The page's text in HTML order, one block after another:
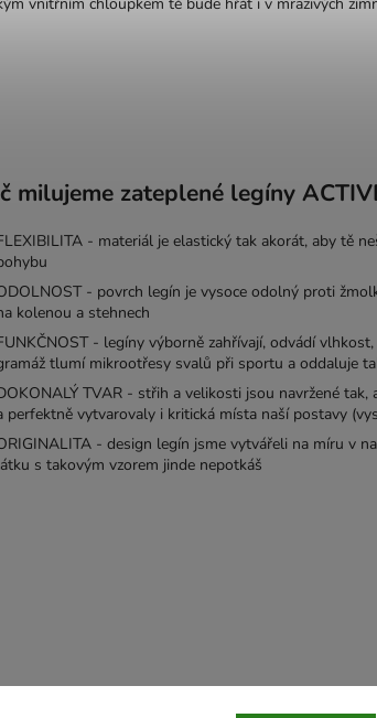
milujeme zateplené legíny
- materiál je elastický tak akorát, aby tě
- povrch legín je vysoce odolný proti
kolenou a stehnech
- legíny výborně zahřívají, odvádí
tlumí mikrootřesy svalů při sportu a oddaluje
TVAR - střih a velikosti jsou navržené
perfektně vytvarovaly i kritická místa naší postavy
- design legín jsme vytvářeli na míru v
s takovým vzorem jinde nepotkáš